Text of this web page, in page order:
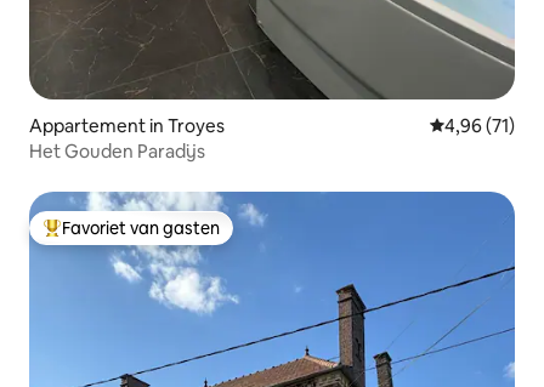
Appartement in Troyes Gemiddelde
4,96 (71)
Het Gouden Paradijs
Topfavoriet van gasten
Favoriet van gasten